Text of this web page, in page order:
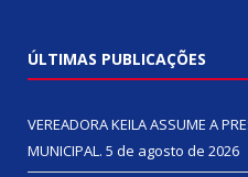
ÚLTIMAS PUBLICAÇÕES
VEREADORA KEILA ASSUME A
MUNICIPAL. 5 de agosto de 2026